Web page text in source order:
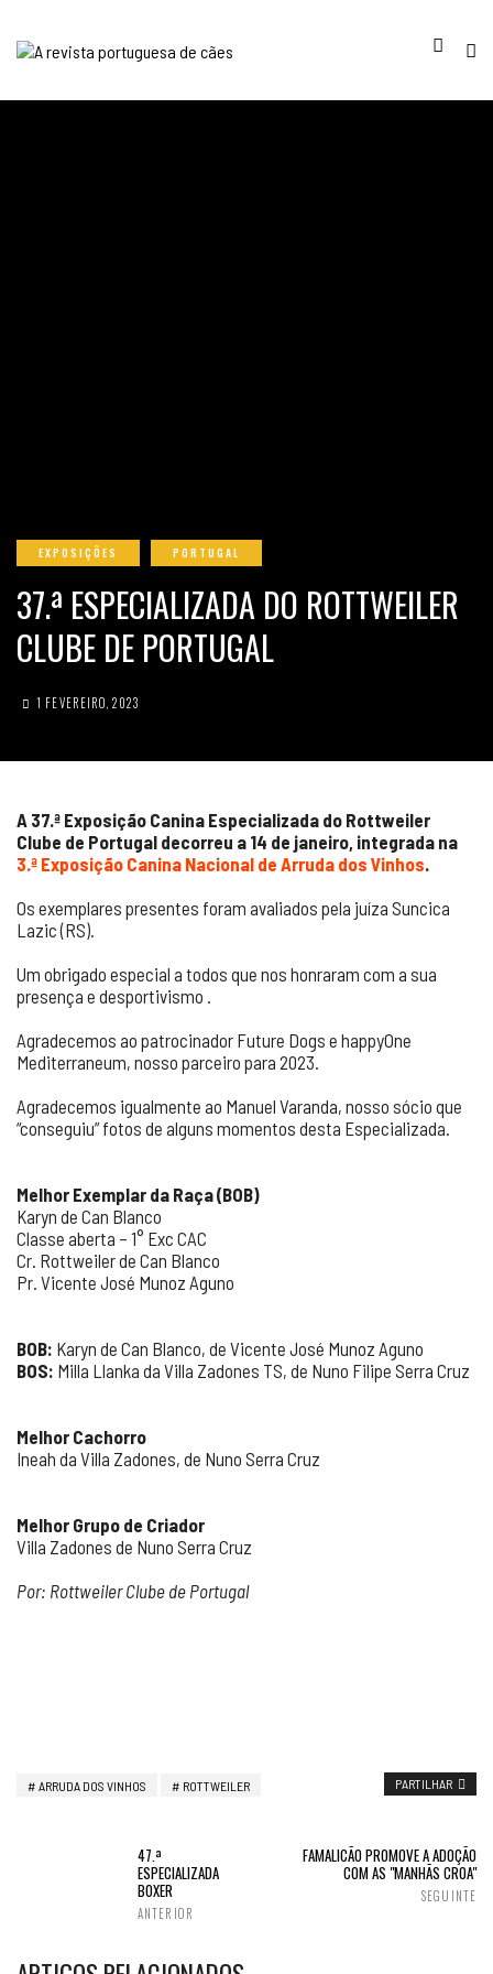
EXPOSIÇÕES PORTUGAL
37.ª ESPECIALIZADA DO ROTTWEILER
CLUBE DE PORTUGAL
1 FEVEREIRO, 2023
A 37.ª Exposição Canina Especializada do Rottweiler
Clube de Portugal decorreu a 14 de janeiro, integrada na
3.ª Exposição Canina Nacional de Arruda dos Vinhos.
Os exemplares presentes foram avaliados pela juíza Suncica
Lazic (RS).
Um obrigado especial a todos que nos honraram com a sua
presença e desportivismo .
Agradecemos ao patrocinador Future Dogs e happyOne
Mediterraneum, nosso parceiro para 2023.
Agradecemos igualmente ao Manuel Varanda, nosso sócio que
“conseguiu” fotos de alguns momentos desta Especializada.
Melhor Exemplar da Raça (BOB)
Karyn de Can Blanco
Classe aberta – 1° Exc CAC
Cr. Rottweiler de Can Blanco
Pr. Vicente José Munoz Aguno
BOB: Karyn de Can Blanco, de Vicente José Munoz Aguno
BOS: Milla Llanka da Villa Zadones TS, de Nuno Filipe Serra Cruz
Melhor Cachorro
Ineah da Villa Zadones, de Nuno Serra Cruz
Melhor Grupo de Criador
Villa Zadones de Nuno Serra Cruz
Por: Rottweiler Clube de Portugal
ARRUDA DOS VINHOS ROTTWEILER PARTILHAR
47.ª
ESPECIALIZADA
BOXER
ANTERIOR
FAMALICÃO PROMOVE A ADOÇÃO
COM AS "MANHÃS CROA"
SEGUINTE